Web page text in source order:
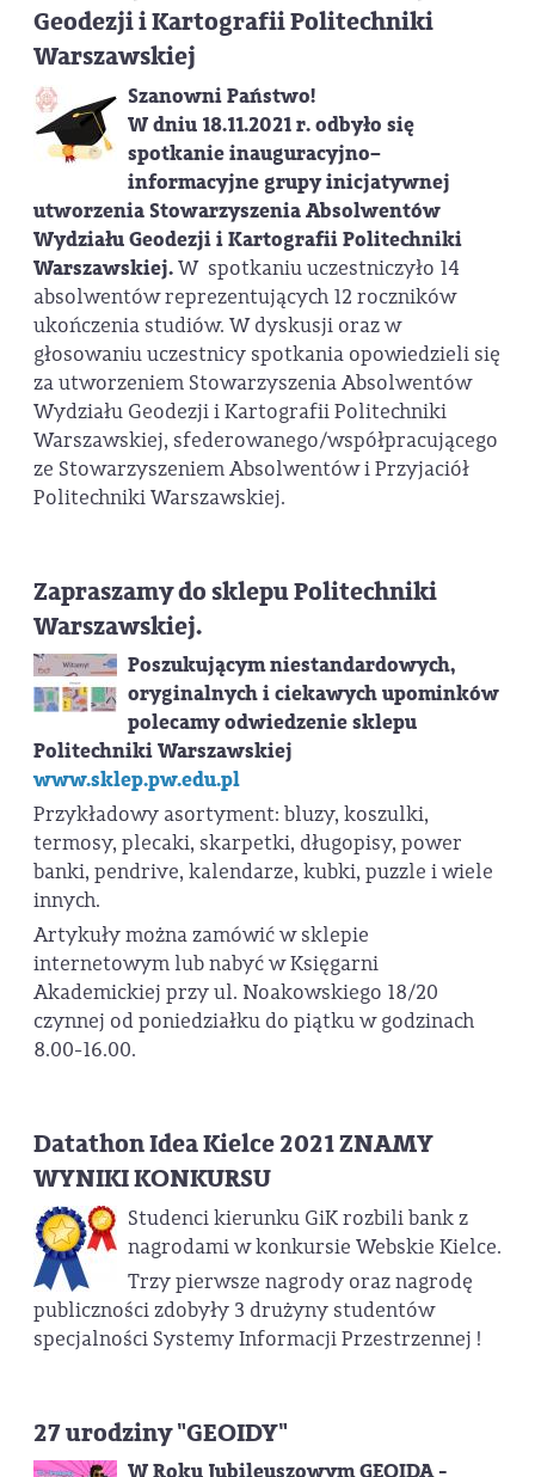
Geodezji i Kartografii Politechniki
Warszawskiej
Szanowni Państwo!
W dniu 18.11.2021 r. odbyło się
spotkanie inauguracyjno–
informacyjne grupy inicjatywnej
utworzenia Stowarzyszenia Absolwentów
Wydziału Geodezji i Kartografii Politechniki
Warszawskiej.W spotkaniu uczestniczyło 14
absolwentów reprezentujących 12 roczników
ukończenia studiów. W dyskusji oraz w
głosowaniu uczestnicy spotkania opowiedzieli się
za utworzeniem Stowarzyszenia Absolwentów
Wydziału Geodezji i Kartografii Politechniki
Warszawskiej, sfederowanego/współpracującego
ze Stowarzyszeniem Absolwentów i Przyjaciół
Politechniki Warszawskiej.
Zapraszamy do sklepu Politechniki
Warszawskiej.
Poszukującym niestandardowych,
oryginalnych i ciekawych upominków
polecamy odwiedzenie sklepu
Politechniki Warszawskiej
www.sklep.pw.edu.pl
Przykładowy asortyment: bluzy, koszulki,
termosy, plecaki, skarpetki, długopisy, power
banki, pendrive, kalendarze, kubki, puzzle i wiele
innych.
Artykuły można zamówić w sklepie
internetowym lub nabyć w Księgarni
Akademickiej przy ul. Noakowskiego 18/20
czynnej od poniedziałku do piątku w godzinach
8.00-16.00.
Datathon Idea Kielce 2021 ZNAMY
WYNIKI KONKURSU
Studenci kierunku GiK rozbili bank z
nagrodami w konkursie Webskie Kielce.
Trzy pierwsze nagrody oraz nagrodę
publiczności zdobyły 3 drużyny studentów
specjalności Systemy Informacji Przestrzennej !
27 urodziny "GEOIDY"